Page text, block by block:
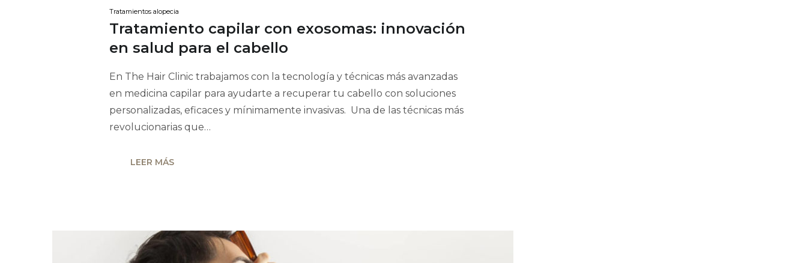
Tratamientos alopecia
Tratamiento capilar con exosomas: innovación
en salud para el cabello
En The Hair Clinic trabajamos con la tecnología y técnicas más avanzadas
en medicina capilar para ayudarte a recuperar tu cabello con soluciones
personalizadas, eficaces y mínimamente invasivas. Una de las técnicas más
revolucionarias que…
LEER MÁS